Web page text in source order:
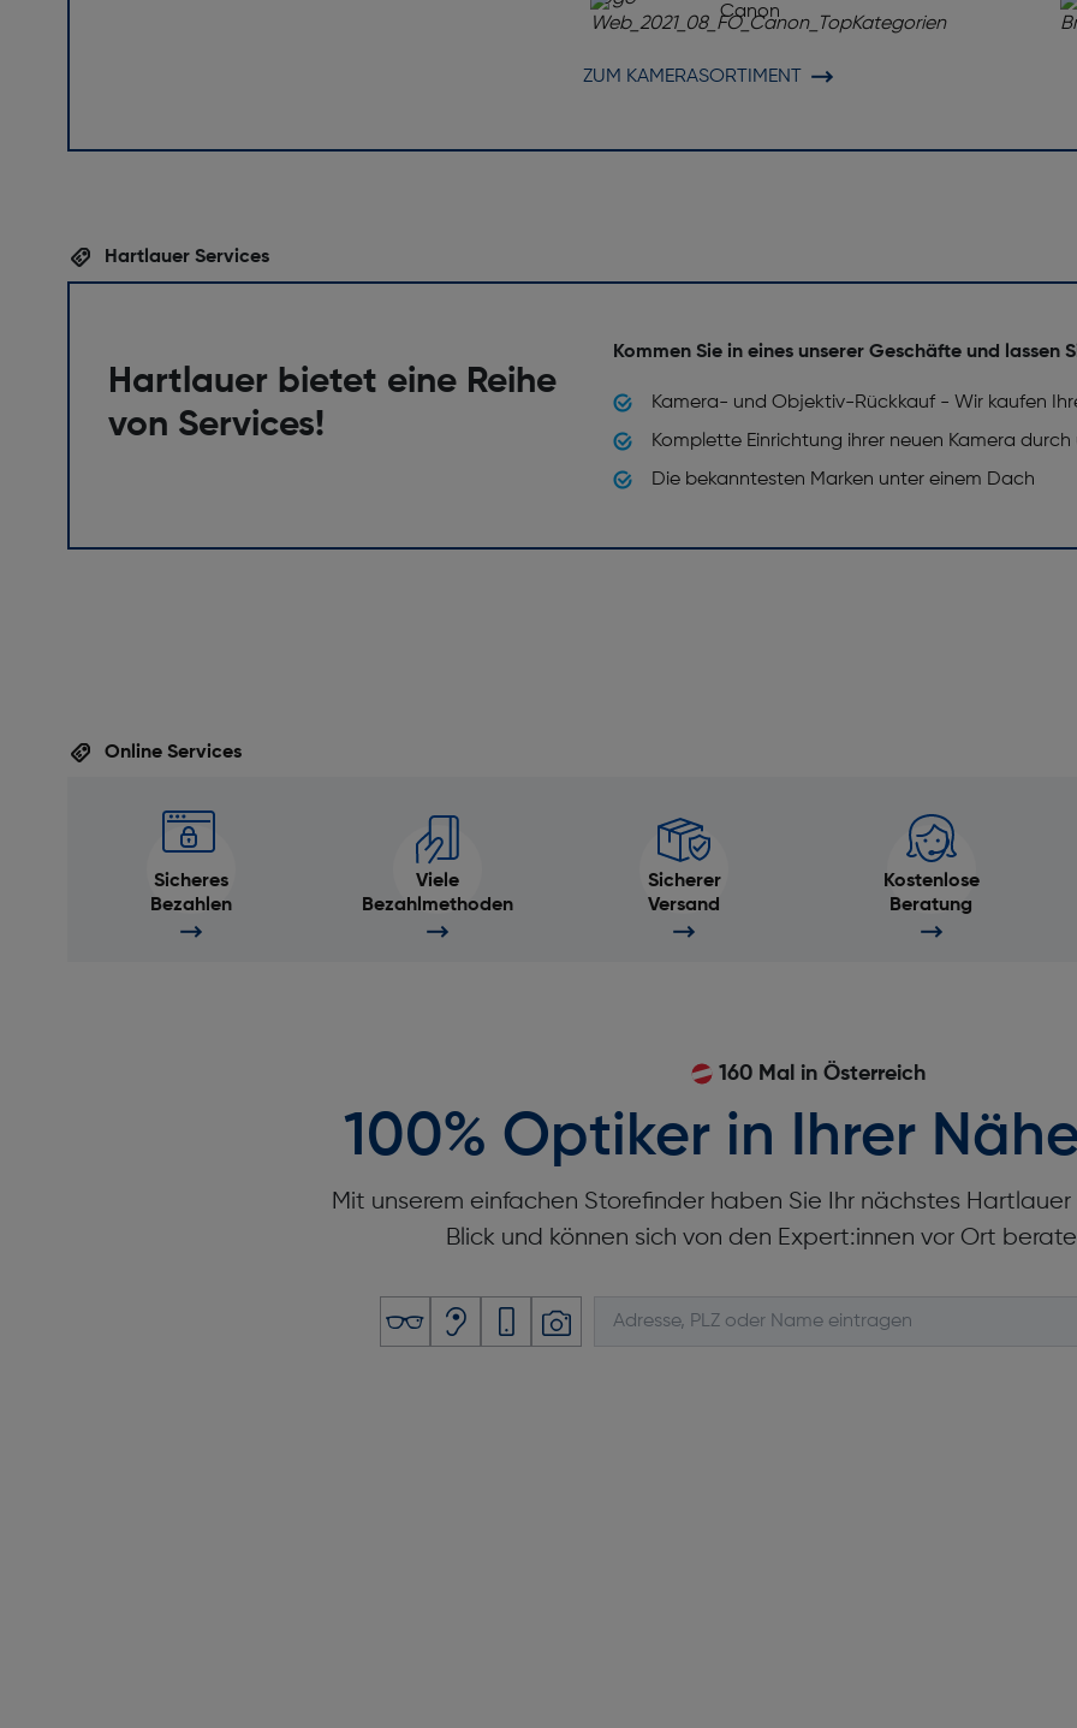
Canon
ZUM KAMERASORTIMENT
Hartlauer Services
Hartlauer bietet eine Reihe
von Services!
Kommen Sie in eines unserer Geschäfte und lassen
Kamera- und Objektiv-Rückkauf - Wir kaufen
Komplette Einrichtung ihrer neuen Kamera durch
Die bekanntesten Marken unter einem Dach
Online Services
Sicheres
Bezahlen
Viele
Bezahlmethoden
Sicherer
Versand
Kostenlose
Beratung
160 Mal in Österreich
100% Optiker in Ihrer
Mit unserem einfachen Storefinder haben Sie Ihr nächstes
Blick und können sich von den Expert:innen vor Ort